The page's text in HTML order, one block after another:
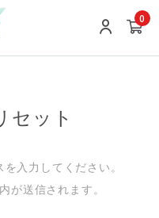
0
セット
入力してください。
が送信されます。